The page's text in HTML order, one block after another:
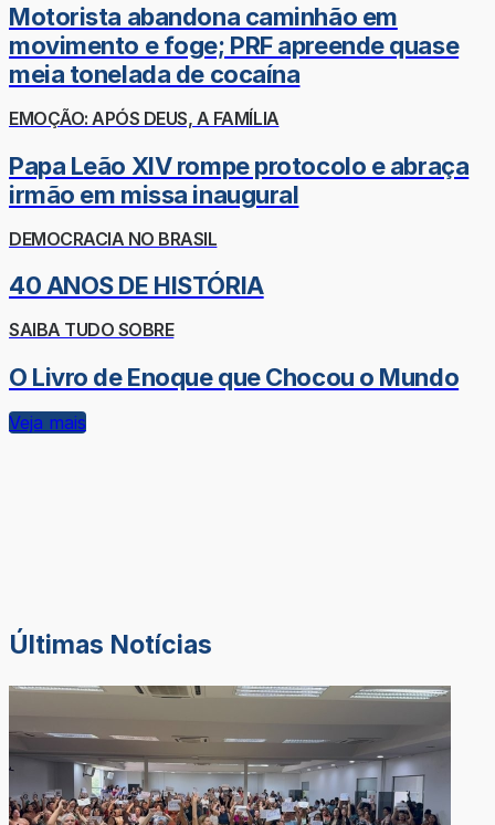
Motorista abandona caminhão em
movimento e foge; PRF apreende quase
meia tonelada de cocaína
EMOÇÃO: APÓS DEUS, A FAMÍLIA
Papa Leão XIV rompe protocolo e abraça
irmão em missa inaugural
DEMOCRACIA NO BRASIL
40 ANOS DE HISTÓRIA
SAIBA TUDO SOBRE
O Livro de Enoque que Chocou o Mundo
Veja mais
Últimas Notícias